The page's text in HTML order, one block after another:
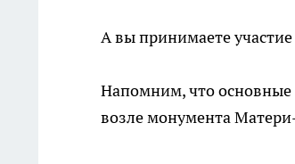
А вы принимаете
Напомним, что основные
возле монумента